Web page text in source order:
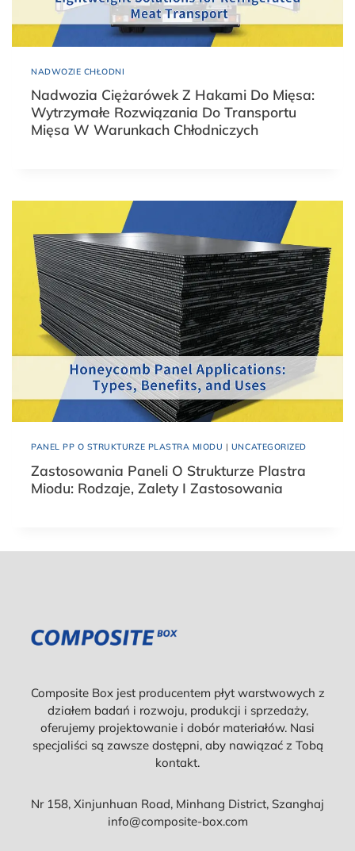
NADWOZIE CHŁODNI
Nadwozia Ciężarówek Z Hakami Do Mięsa:
Wytrzymałe Rozwiązania Do Transportu
Mięsa W Warunkach Chłodniczych
PANEL PP O STRUKTURZE PLASTRA MIODU | UNCATEGORIZED
Zastosowania Paneli O Strukturze Plastra
Miodu: Rodzaje, Zalety I Zastosowania
Composite Box jest producentem płyt warstwowych z
działem badań i rozwoju, produkcji i sprzedaży,
oferujemy projektowanie i dobór materiałów. Nasi
specjaliści są zawsze dostępni, aby nawiązać z Tobą
kontakt.
Nr 158, Xinjunhuan Road, Minhang District, Szanghaj
info@composite-box.com